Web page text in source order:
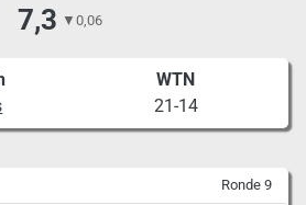
7,3 ▼ 0,06
WTN
21-14
Ronde 9